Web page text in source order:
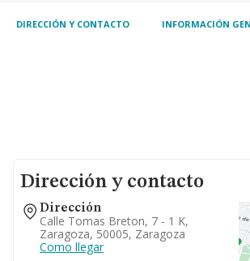
productos a
DIRECCIÓN Y CONTACTO INFORMACIÓN
Dirección y contacto
Dirección
Calle Tomas Breton, 7 - 1 K,
Zaragoza, 50005, Zaragoza
Como llegar